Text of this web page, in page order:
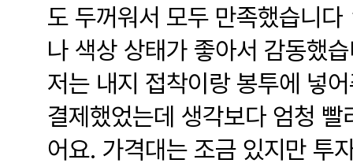
도 두꺼워서 모두 만족했습니
나 색상 상태가 좋아서 감동했
저는 내지 접착이랑 봉투에 넣
결제했었는데 생각보다 엄청 빨
어요. 가격대는 조금 있지만 투